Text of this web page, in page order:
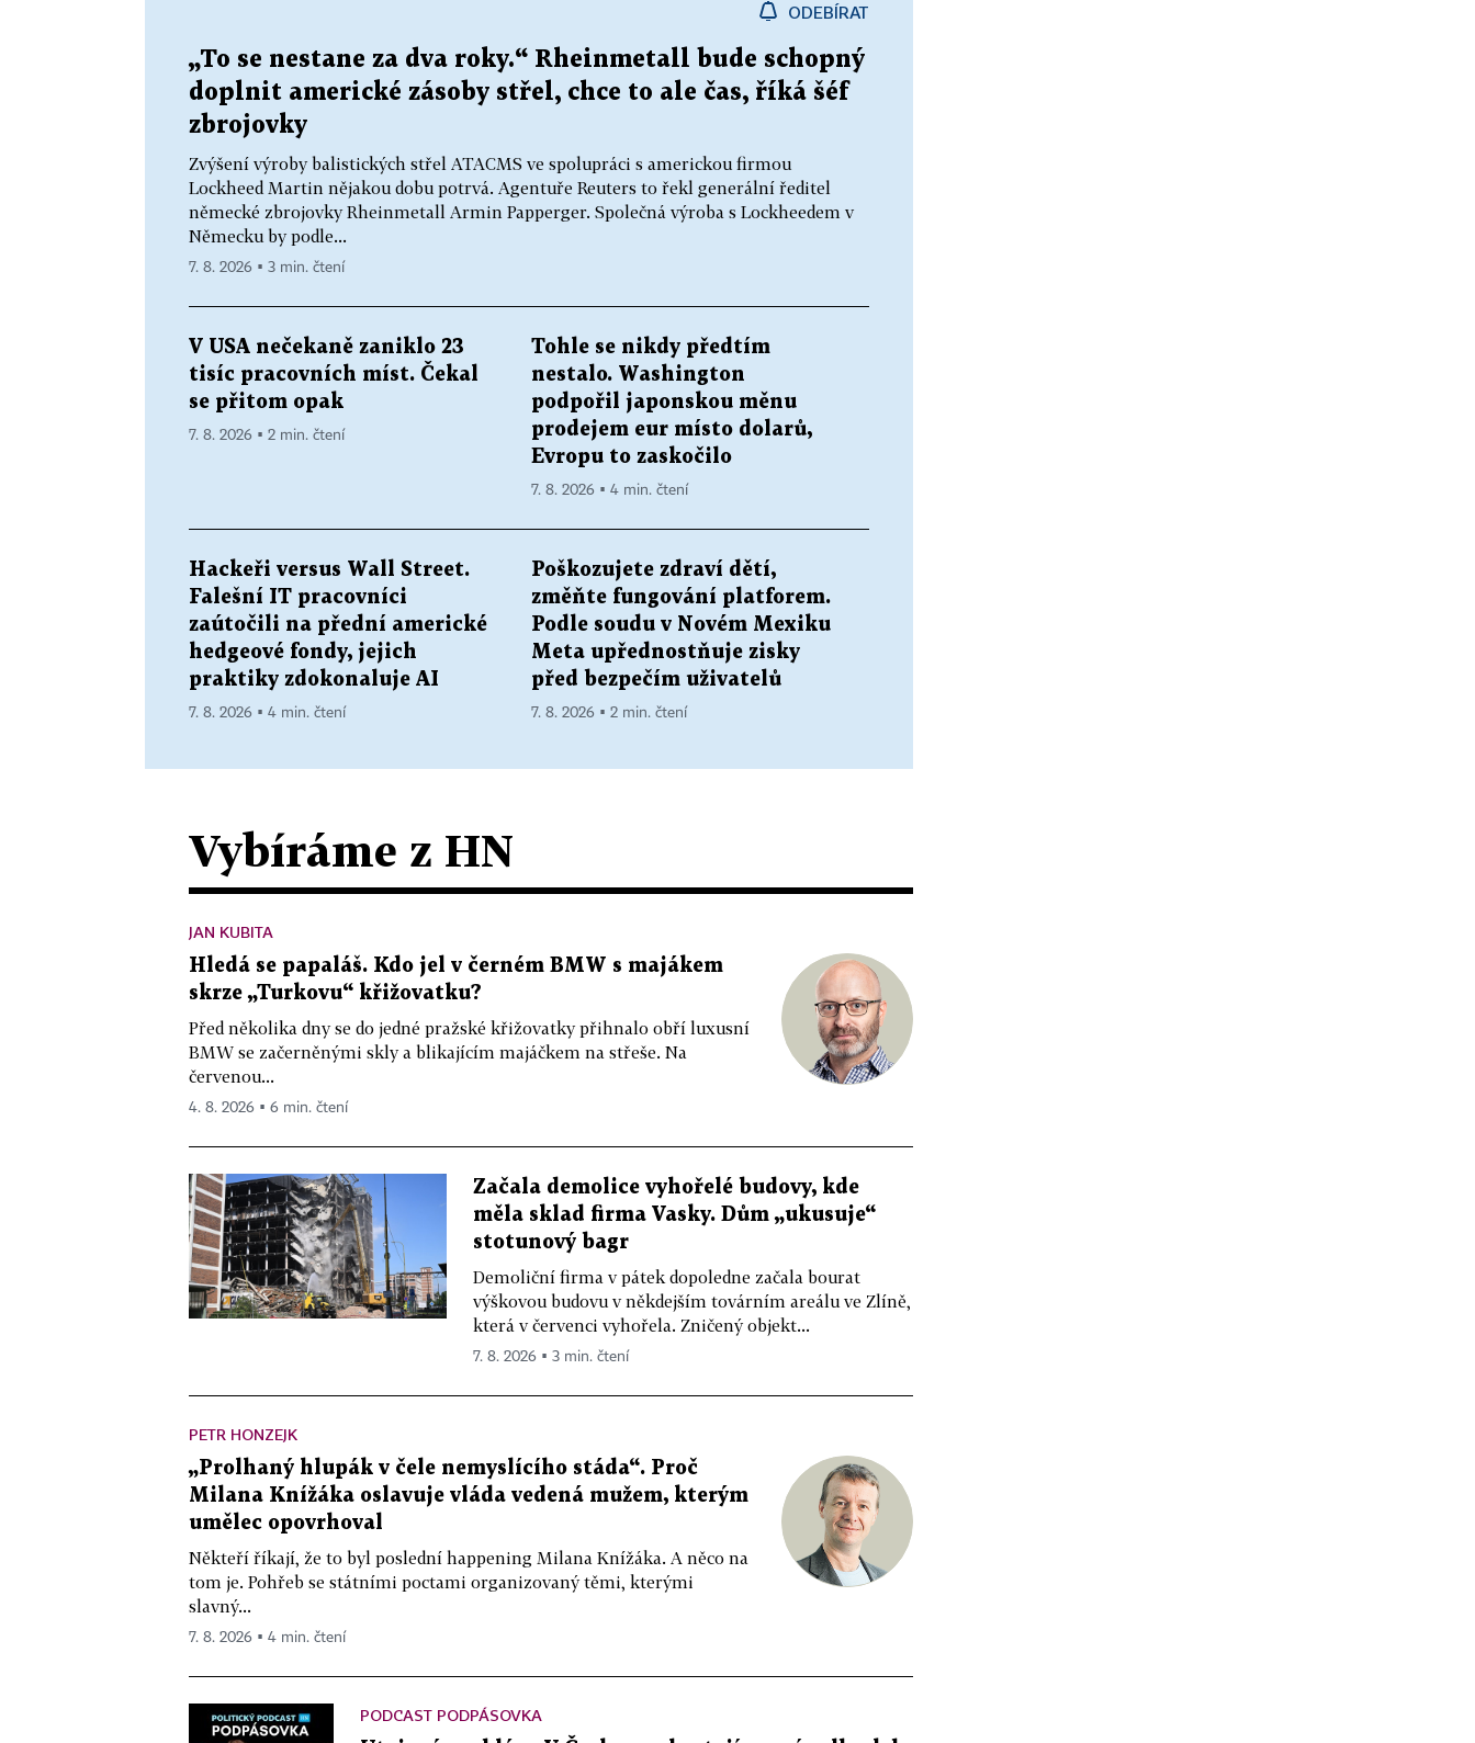
ODEBÍRAT
„To se nestane za dva roky.“ Rheinmetall bude schopný
doplnit americké zásoby střel, chce to ale čas, říká šéf
zbrojovky
Zvýšení výroby balistických střel ATACMS ve spolupráci s americkou firmou
Lockheed Martin nějakou dobu potrvá. Agentuře Reuters to řekl generální ředitel
německé zbrojovky Rheinmetall Armin Papperger. Společná výroba s Lockheedem v
Německu by podle...
7. 8. 2026 ▪ 3 min. čtení
V USA nečekaně zaniklo 23
tisíc pracovních míst. Čekal
se přitom opak
7. 8. 2026 ▪ 2 min. čtení
Tohle se nikdy předtím
nestalo. Washington
podpořil japonskou měnu
prodejem eur místo dolarů,
Evropu to zaskočilo
7. 8. 2026 ▪ 4 min. čtení
Hackeři versus Wall Street.
Falešní IT pracovníci
zaútočili na přední americké
hedgeové fondy, jejich
praktiky zdokonaluje AI
7. 8. 2026 ▪ 4 min. čtení
Poškozujete zdraví dětí,
změňte fungování platforem.
Podle soudu v Novém Mexiku
Meta upřednostňuje zisky
před bezpečím uživatelů
7. 8. 2026 ▪ 2 min. čtení
Vybíráme z HN
JAN KUBITA
Hledá se papaláš. Kdo jel v černém BMW s majákem
skrze „Turkovu“ křižovatku?
Před několika dny se do jedné pražské křižovatky přihnalo obří luxusní
BMW se začerněnými skly a blikajícím majáčkem na střeše. Na
červenou...
4. 8. 2026 ▪ 6 min. čtení
Začala demolice vyhořelé budovy, kde
měla sklad firma Vasky. Dům „ukusuje“
stotunový bagr
Demoliční firma v pátek dopoledne začala bourat
výškovou budovu v někdejším továrním areálu ve Zlíně,
která v červenci vyhořela. Zničený objekt...
7. 8. 2026 ▪ 3 min. čtení
PETR HONZEJK
„Prolhaný hlupák v čele nemyslícího stáda“. Proč
Milana Knížáka oslavuje vláda vedená mužem, kterým
umělec opovrhoval
Někteří říkají, že to byl poslední happening Milana Knížáka. A něco na
tom je. Pohřeb se státními poctami organizovaný těmi, kterými
slavný...
7. 8. 2026 ▪ 4 min. čtení
PODCAST PODPÁSOVKA